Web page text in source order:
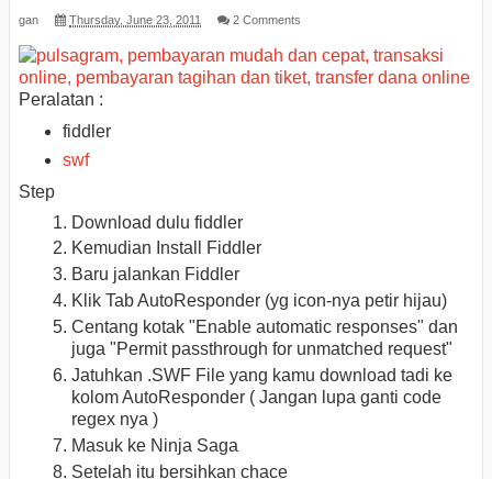
gan Thursday, June 23, 2011 2 Comments
Peralatan :
fiddler
swf
Step
Download dulu fiddler
Kemudian Install Fiddler
Baru jalankan Fiddler
Klik Tab AutoResponder (yg icon-nya petir hijau)
Centang kotak "Enable automatic responses" dan
juga "Permit passthrough for unmatched request"
Jatuhkan .SWF File yang kamu download tadi ke
kolom AutoResponder ( Jangan lupa ganti code
regex nya )
Masuk ke Ninja Saga
Setelah itu bersihkan chace